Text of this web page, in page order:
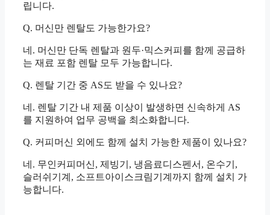
립니다.
Q. 머신만 렌탈도 가능한가요?
네. 머신만 단독 렌탈과 원두·믹스커피를 함께 공급하
는 재료 포함 렌탈 모두 가능합니다.
Q. 렌탈 기간 중 AS도 받을 수 있나요?
네. 렌탈 기간 내 제품 이상이 발생하면 신속하게 AS
를 지원하여 업무 공백을 최소화합니다.
Q. 커피머신 외에도 함께 설치 가능한 제품이 있나요?
네. 무인커피머신, 제빙기, 냉음료디스펜서, 온수기,
슬러쉬기계, 소프트아이스크림기계까지 함께 설치 가
능합니다.